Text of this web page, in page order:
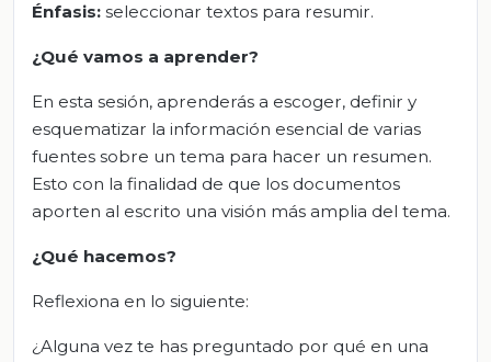
Énfasis: seleccionar textos para resumir.
¿Qué vamos a aprender?
En esta sesión, aprenderás a escoger, definir y
esquematizar la información esencial de varias
fuentes sobre un tema para hacer un resumen.
Esto con la finalidad de que los documentos
aporten al escrito una visión más amplia del tema.
¿Qué hacemos?
Reflexiona en lo siguiente:
¿Alguna vez te has preguntado por qué en una